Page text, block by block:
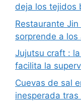
deja los tejidos
Restaurante
sorprende a
Jujutsu craft :
facilita la
Cuevas de sal
inesperada